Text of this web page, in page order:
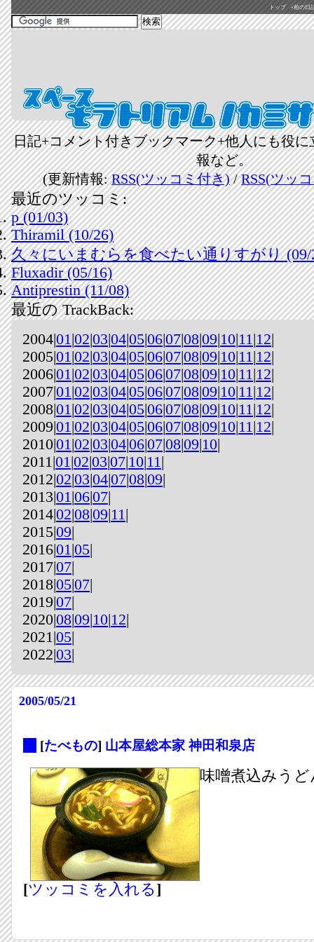
トップ «前の日
日記+コメント付きブックマーク+他人にも役
報など。
(更新情報:RSS(ツッコミ付き)/RSS(ツッ
最近のツッコミ:
p (01/03)
Thiramil (10/26)
久々にいまむらを食べたい通りすがり (09/
Fluxadir (05/16)
Antiprestin (11/08)
最近の TrackBack:
2004|01|02|03|04|05|06|07|08|09|10|11|12|
2005|01|02|03|04|05|06|07|08|09|10|11|12|
2006|01|02|03|04|05|06|07|08|09|10|11|12|
2007|01|02|03|04|05|06|07|08|09|10|11|12|
2008|01|02|03|04|05|06|07|08|09|10|11|12|
2009|01|02|03|04|05|06|07|08|09|10|11|12|
2010|01|02|03|04|06|07|08|09|10|
2011|01|02|03|07|10|11|
2012|02|03|04|07|08|09|
2013|01|06|07|
2014|02|08|09|11|
2015|09|
2016|01|05|
2017|07|
2018|05|07|
2019|07|
2020|08|09|10|12|
2021|05|
2022|03|
2005/05/21
[たべもの] 山本屋総本家 神田和泉店
味噌煮込みうど
[ツッコミを入れる]